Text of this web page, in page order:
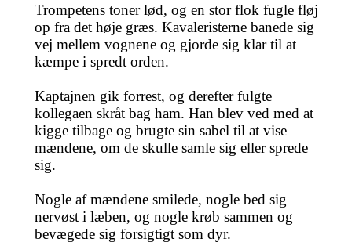
Trompetens toner lød, og en stor flok fugle fløj
op fra det høje græs. Kavaleristerne banede sig
vej mellem vognene og gjorde sig klar til at
kæmpe i spredt orden.
Kaptajnen gik forrest, og derefter fulgte
kollegaen skråt bag ham. Han blev ved med at
kigge tilbage og brugte sin sabel til at vise
mændene, om de skulle samle sig eller sprede
sig.
Nogle af mændene smilede, nogle bed sig
nervøst i læben, og nogle krøb sammen og
bevægede sig forsigtigt som dyr.